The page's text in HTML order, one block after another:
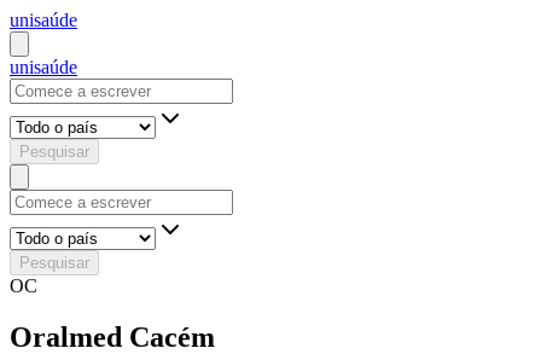
unisaúde
unisaúde
Pesquisar
Pesquisar
OC
Oralmed Cacém